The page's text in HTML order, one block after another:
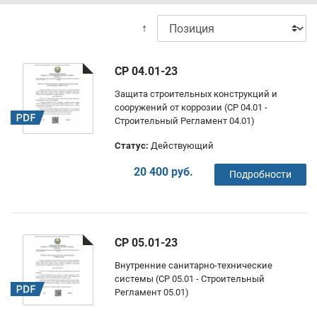
↑
СР 04.01-23
Защита строительных конструкций и
сооружений от коррозии (СР 04.01 -
Строительный Регламент 04.01)
Статус: Действующий
20 400 руб. Подробности
СР 05.01-23
Внутренние санитарно-технические
системы (СР 05.01 - Строительный
Регламент 05.01)